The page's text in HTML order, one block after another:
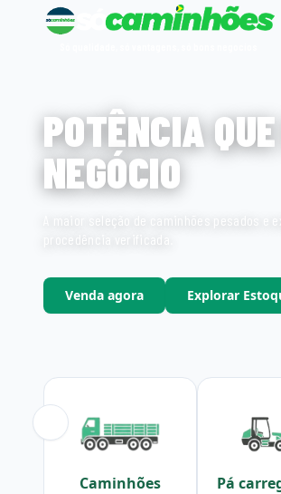
POTÊNCIA
NEGÓCIO
procedência verificada.
Venda agora Explorar
Caminhões Pá